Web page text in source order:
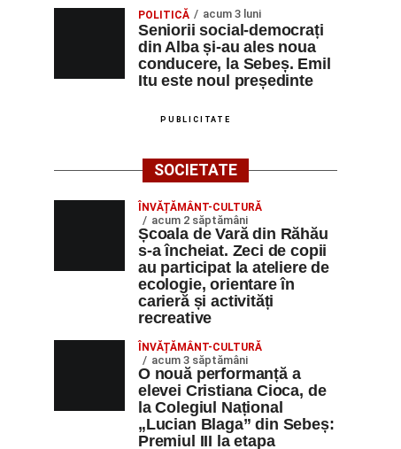
POLITICĂ acum 3 luni
Seniorii social-democrați
din Alba și-au ales noua
conducere, la Sebeș. Emil
Itu este noul președinte
PUBLICITATE
SOCIETATE
ÎNVĂȚĂMÂNT-CULTURĂ
acum 2 săptămâni
Școala de Vară din Răhău
s-a încheiat. Zeci de copii
au participat la ateliere de
ecologie, orientare în
carieră și activități
recreative
ÎNVĂȚĂMÂNT-CULTURĂ
acum 3 săptămâni
O nouă performanță a
elevei Cristiana Cioca, de
la Colegiul Național
„Lucian Blaga” din Sebeș:
Premiul III la etapa